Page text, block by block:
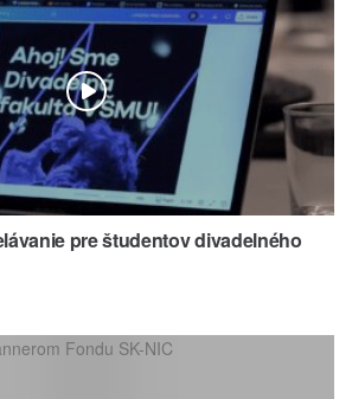
pre študentov divadelného